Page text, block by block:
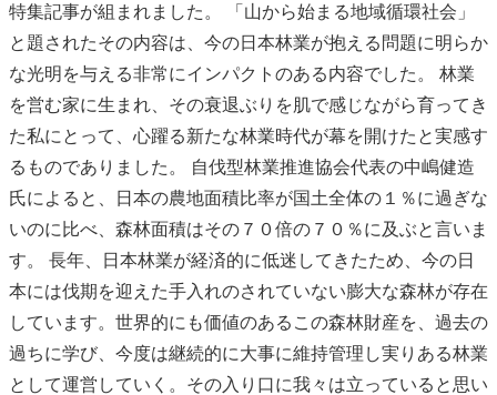
特集記事が組まれました。 「山から始まる地域循環社会」
と題されたその内容は、今の日本林業が抱える問題に明らか
な光明を与える非常にインパクトのある内容でした。 林業
を営む家に生まれ、その衰退ぶりを肌で感じながら育ってき
た私にとって、心躍る新たな林業時代が幕を開けたと実感す
るものでありました。 自伐型林業推進協会代表の中嶋健造
氏によると、日本の農地面積比率が国土全体の１％に過ぎな
いのに比べ、森林面積はその７０倍の７０％に及ぶと言いま
す。 長年、日本林業が経済的に低迷してきたため、今の日
本には伐期を迎えた手入れのされていない膨大な森林が存在
しています。世界的にも価値のあるこの森林財産を、過去の
過ちに学び、今度は継続的に大事に維持管理し実りある林業
として運営していく。その入り口に我々は立っていると思い